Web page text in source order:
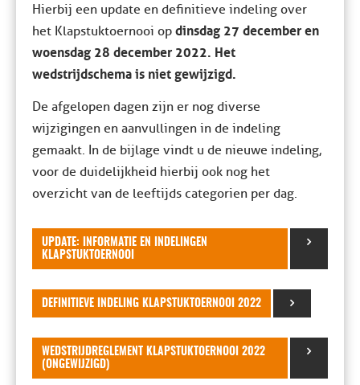
Hierbij een update en definitieve indeling over
het Klapstuktoernooi op dinsdag 27 december en
woensdag 28 december 2022. Het
wedstrijdschema is niet gewijzigd.
De afgelopen dagen zijn er nog diverse
wijzigingen en aanvullingen in de indeling
gemaakt. In de bijlage vindt u de nieuwe indeling,
voor de duidelijkheid hierbij ook nog het
overzicht van de leeftijds categorien per dag.
UPDATE: INFORMATIE EN INDELINGEN
KLAPSTUKTOERNOOI
DEFINITIEVE INDELING KLAPSTUKTOERNOOI 2022
WEDSTRIJDREGLEMENT KLAPSTUKTOERNOOI 2022
(ONGEWIJZIGD)